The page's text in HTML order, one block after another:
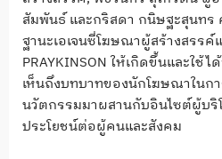
สัมพันธ์ และกริสดา กนิษฐะสุนทร
ฐานะเอเจนซี่โฆษณาผู้สร้างสรร
PRAYKINSON ให้เกิดขึ้นและใช้
เห็นถึงบทบาทของนักโฆษณาในกา
นวัตกรรมมาผสานกับอินไซต์ผู้บริ
ประโยชน์ต่อผู้คนและสังคม